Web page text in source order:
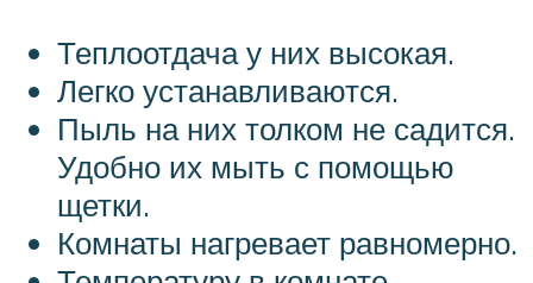
Теплоотдача у них высокая.
Легко устанавливаются.
Пыль на них толком не садится.
Удобно их мыть с помощью
щетки.
Комнаты нагревает равномерно.